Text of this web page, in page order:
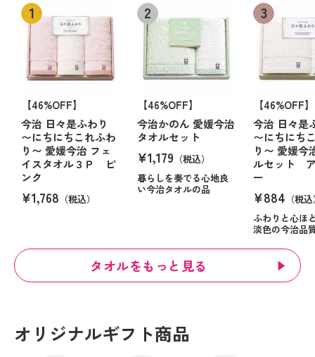
【46%OFF】
今治 日々是ふわり
〜にちにちこれふわ
り〜 愛媛今治 フェ
イスタオル３Ｐ ピ
ンク
¥1,768 （税込）
【46%OFF】
今治かのん 愛媛今治
タオルセット
¥1,179 （税込）
暮らしを奏でる心地良
い今治タオルの品
【46%OFF】
今治 日々是
〜にちにち
り〜 愛媛今
ルセット
ー
¥884 （税
ふわりと心ほ
淡色の今治品
タオルをもっと見る
オリジナルギフト商品